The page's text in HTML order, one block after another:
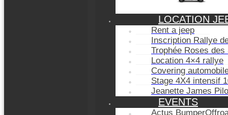
LOCATION
Rent a jeep
Inscription Rallye
Trophée Roses des
Location 4×4 rallye
Covering
Stage 4X4 intensif
Jeanette James
EVENTS
Actus